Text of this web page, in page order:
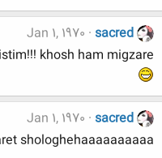
sacred
Jan 1, 1970
khosh ham migzare!!!!
sacred
Jan 1, 1970
shologhehaaaaaaaaaa?